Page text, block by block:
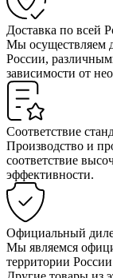
Доставка по всей
Мы осуществляем
России,
зависимости от
Соответствие
Производство и
соответствие
эффективности.
Официальный
Мы являемся
территории